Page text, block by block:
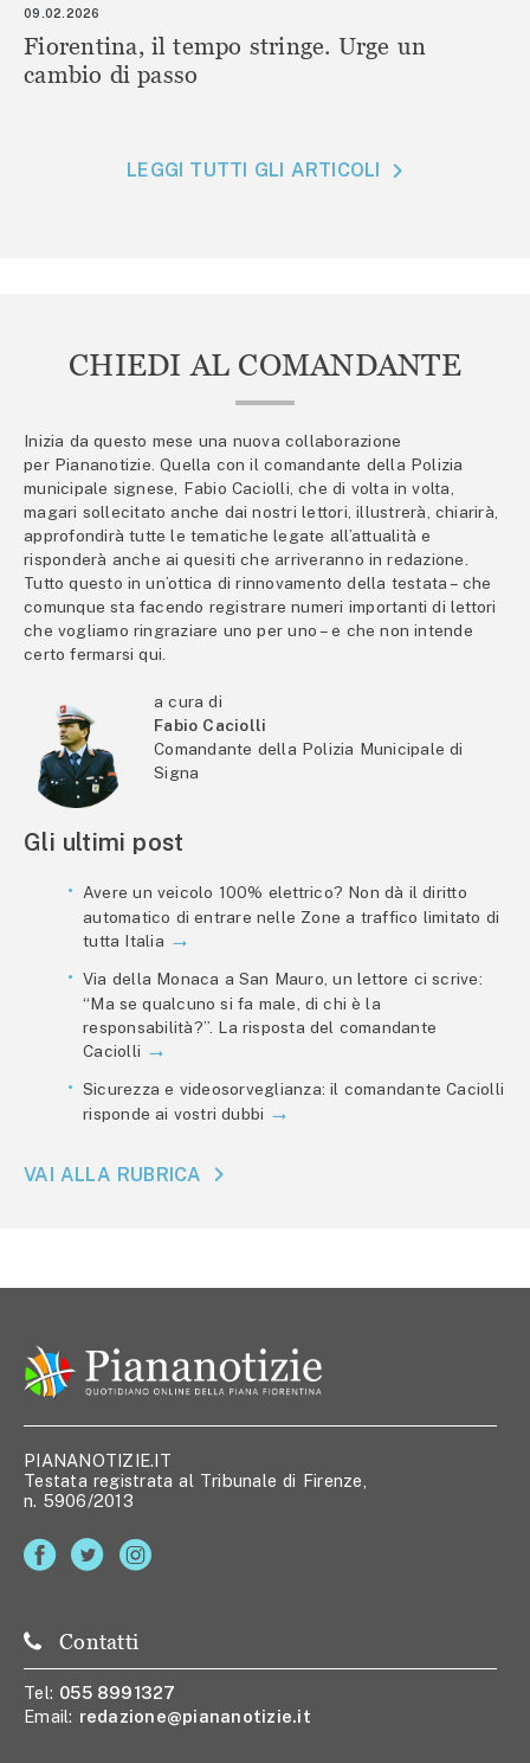
09.02.2026
Fiorentina, il tempo stringe. Urge un
cambio di passo
LEGGI TUTTI GLI ARTICOLI
CHIEDI AL COMANDANTE
Inizia da questo mese una nuova collaborazione
per Piananotizie. Quella con il comandante della Polizia
municipale signese, Fabio Caciolli, che di volta in volta,
magari sollecitato anche dai nostri lettori, illustrerà, chiarirà,
approfondirà tutte le tematiche legate all’attualità e
risponderà anche ai quesiti che arriveranno in redazione.
Tutto questo in un’ottica di rinnovamento della testata – che
comunque sta facendo registrare numeri importanti di lettori
che vogliamo ringraziare uno per uno – e che non intende
certo fermarsi qui.
a cura di
Fabio Caciolli
Comandante della Polizia Municipale di
Signa
Gli ultimi post
Avere un veicolo 100% elettrico? Non dà il diritto
automatico di entrare nelle Zone a traffico limitato di
tutta Italia
Via della Monaca a San Mauro, un lettore ci scrive:
“Ma se qualcuno si fa male, di chi è la
responsabilità?”. La risposta del comandante
Caciolli
Sicurezza e videosorveglianza: il comandante Caciolli
risponde ai vostri dubbi
VAI ALLA RUBRICA
PIANANOTIZIE.IT
Testata registrata al Tribunale di Firenze,
n. 5906/2013
Contatti
Tel: 055 8991327
Email: redazione@piananotizie.it